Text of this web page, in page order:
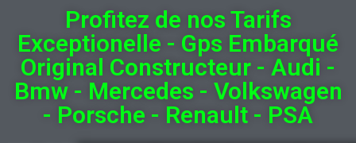
Profitez de nos Tarifs
Exceptionelle - Gps Embarqué
Original Constructeur - Audi -
Bmw - Mercedes - Volkswagen
- Porsche - Renault - PSA